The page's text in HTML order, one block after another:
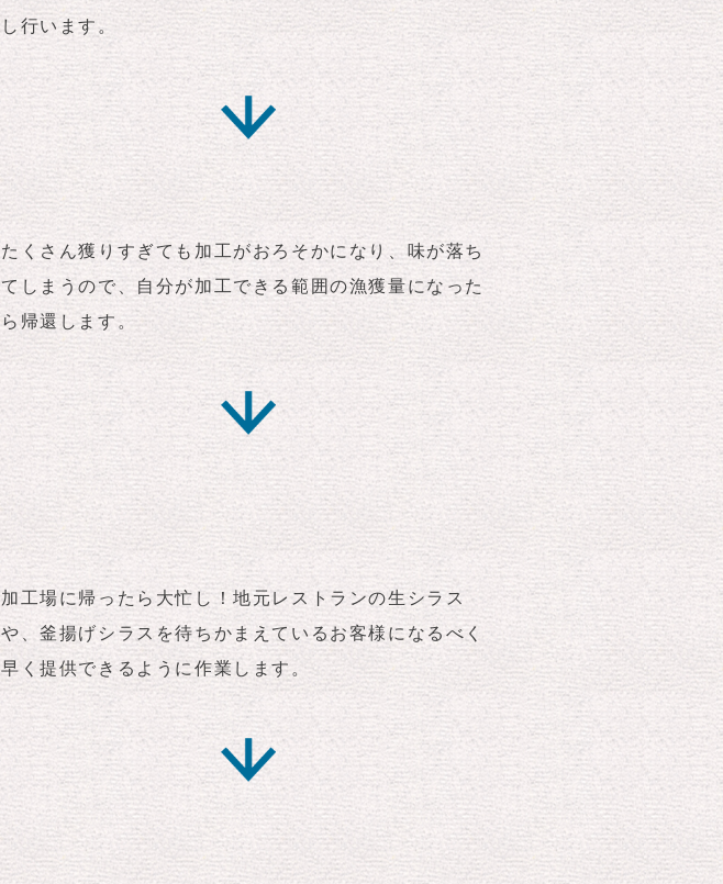
し行います。
たくさん獲りすぎても加工がおろそかになり、味が落ち
てしまうので、自分が加工できる範囲の漁獲量になった
ら帰還します。
加工場に帰ったら大忙し！地元レストランの生シラス
や、釜揚げシラスを待ちかまえているお客様になるべく
早く提供できるように作業します。